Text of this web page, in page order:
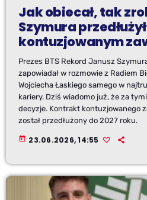
Jak obiecał, tak
Szymura
kontuzjowanym
Prezes BTS Rekord Janusz
zapowiadał w rozmowie z Radiem
Wojciecha Łaskiego samego w
kariery. Dziś wiadomo już, że za
decyzje. Kontrakt kontuzjowanego
został przedłużony do 2027 roku.
today 23.06.2026, 14:55